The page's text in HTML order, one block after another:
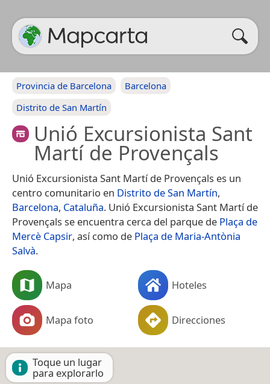
Provincia de Barcelona
Barcelona
Distrito de San Martín
Unió Excursionista Sant
Martí de Provençals
Unió Excursionista Sant Martí de Provençals es un
centro comunitario en Distrito de San Martín,
Barcelona, Cataluña. Unió Excursionista Sant Martí de
Provençals se encuentra cerca del parque de Plaça de
Mercè Capsir, así como de Plaça de Maria-Antònia
Salvà.
Mapa Hoteles
Mapa foto Direcciones
Toque un lugar
para explorarlo